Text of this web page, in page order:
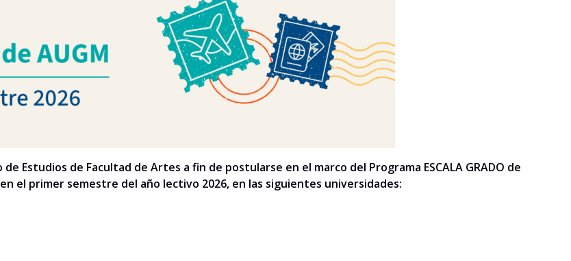
Estudios de Facultad de Artes a fin de postularse en el marco del Programa ESCALA GRADO de
el primer semestre del año lectivo 2026, en las siguientes universidades: